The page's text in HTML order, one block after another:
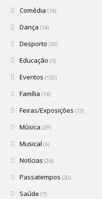
Comédia (16)
Dança (14)
Desporto (30)
Educação (5)
Eventos (152)
Família (14)
Feiras/Exposições (13)
Música (29)
Musical (6)
Notícias (26)
Passatempos (20)
Saúde (7)